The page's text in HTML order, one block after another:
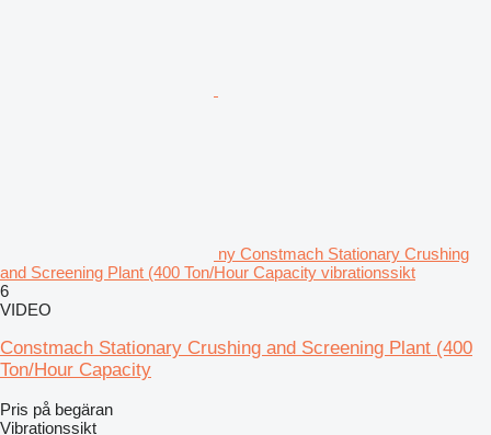
ny Constmach Stationary Crushing
and Screening Plant (400 Ton/Hour Capacity vibrationssikt
6
VIDEO
Constmach Stationary Crushing and Screening Plant (400
Ton/Hour Capacity
Pris på begäran
Vibrationssikt